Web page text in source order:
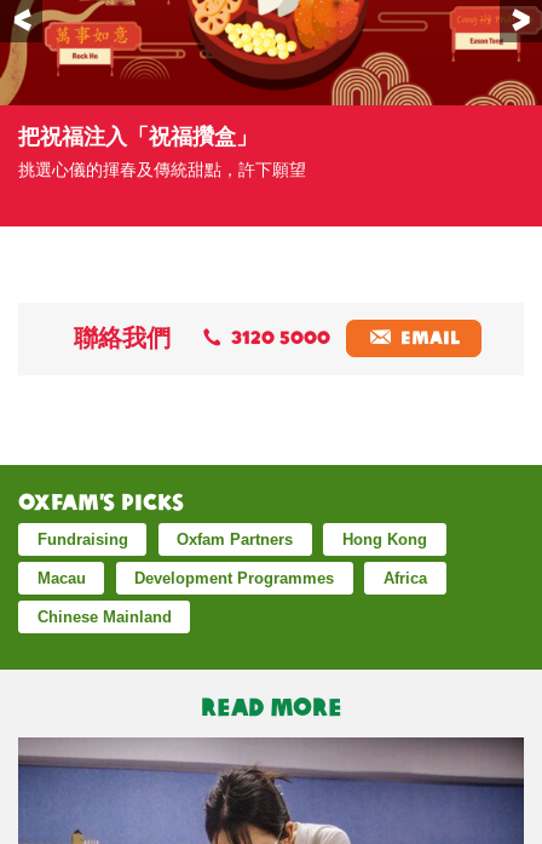
Previous
把祝福注入「祝福攢盒」
挑選心儀的揮春及傳統甜點，許下願望
為各地貧窮人送上一點甜
挑選心儀的揮春及傳統甜點，許下願望
挑選心儀的揮春及傳統甜點，許日願望
挑選心儀的揮春及傳統甜點，許下願望
把祝福注入「祝福攢盒」
挑選心儀的揮春及傳統甜點，許下願望
為各地貧窮人送上一點甜
日
挑選心儀的揮春及傳統甜點，許下願望
為各地貧窮人送上一點甜
為各地貧窮人送上一點甜
挑選心儀的揮春及傳統甜點，許下願望
挑選心儀的揮春及傳統甜點，許下願望
為各地貧窮人送上一點甜
身體力行支援貧窮人，協助他們改善生活及持續發展
為各地貧窮人送上一點甜
把祝福注入「祝福攢盒」
挑選心儀的揮春及傳統甜點，許下願望
把祝福注入「祝福攢盒」
挑選心儀的揮春及傳統甜點，許下願望
為各地貧窮人送上一點甜
身體力行支援貧窮人，協助他們改善生活及持續發展
把祝福注入「祝福攢盒」
挑選心儀的揮春及傳統甜點，許下願望
「祝福攢盒」
捐出一封利是，既能支援各地弱勢社群和兒童，送上一點甜
把祝福注入「祝福攢盒」
挑選心儀的揮春及傳統甜點，許下願望
聯絡我們 3120 5000 EMAIL
Oxfam’s Picks
Fundraising Oxfam Partners Hong Kong
Macau Development Programmes Africa
Chinese Mainland
READ MORE